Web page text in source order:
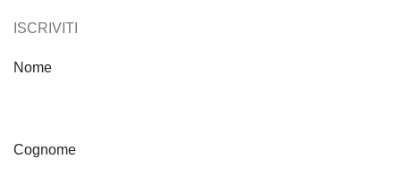
ISCRIVITI
Nome
Cognome